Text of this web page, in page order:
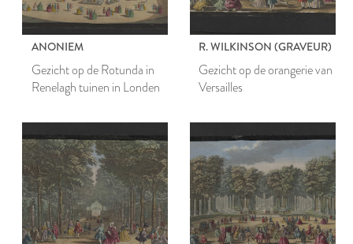
ANONIEM
Gezicht op de Rotunda in
Renelagh tuinen in Londen
R. WILKINSON (GRAVEUR)
Gezicht op de orangerie van
Versailles